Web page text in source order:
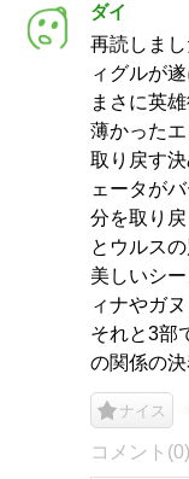
ダイ
再読しま
ィグルが
まさに英
薄かった
取り戻す
ェータが
分を取り
とウルス
美しいシ
ィナやガ
それと3部
の関係の決
ナイス
コメント(0)